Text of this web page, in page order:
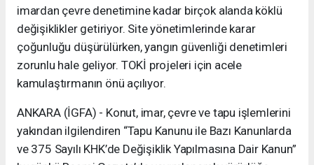
imardan çevre denetimine kadar birçok alanda köklü
değişiklikler getiriyor. Site yönetimlerinde karar
çoğunluğu düşürülürken, yangın güvenliği denetimleri
zorunlu hale geliyor. TOKİ projeleri için acele
kamulaştırmanın önü açılıyor.
ANKARA (İGFA) - Konut, imar, çevre ve tapu işlemlerini
yakından ilgilendiren “Tapu Kanunu ile Bazı Kanunlarda
ve 375 Sayılı KHK’de Değişiklik Yapılmasına Dair Kanun”